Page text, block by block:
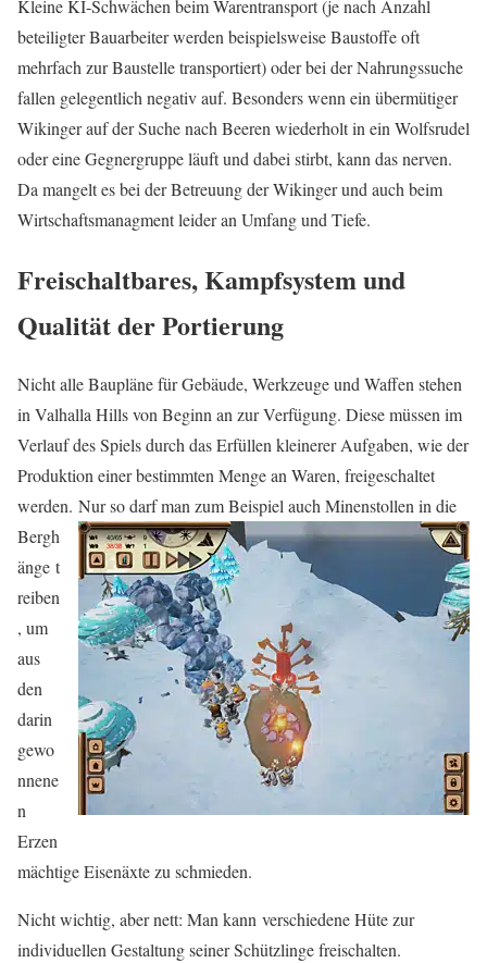
Kleine KI-Schwächen beim Warentransport (je nach Anzahl
beteiligter Bauarbeiter werden beispielsweise Baustoffe oft
mehrfach zur Baustelle transportiert) oder bei der Nahrungssuche
fallen gelegentlich negativ auf. Besonders wenn ein übermütiger
Wikinger auf der Suche nach Beeren wiederholt in ein Wolfsrudel
oder eine Gegnergruppe läuft und dabei stirbt, kann das nerven.
Da mangelt es bei der Betreuung der Wikinger und auch beim
Wirtschaftsmanagment leider an Umfang und Tiefe.
Freischaltbares, Kampfsystem und
Qualität der Portierung
Nicht alle Baupläne für Gebäude, Werkzeuge und Waffen stehen
in Valhalla Hills von Beginn an zur Verfügung. Diese müssen im
Verlauf des Spiels durch das Erfüllen kleinerer Aufgaben, wie der
Produktion einer bestimmten Menge an Waren, freigeschaltet
werden. Nur so darf man zum Beispiel auch Minenstollen in die
Bergh
änge t
reiben
, um
aus
den
darin
gewo
nnene
n
Erzen
mächtige Eisenäxte zu schmieden.
Nicht wichtig, aber nett: Man kann verschiedene Hüte zur
individuellen Gestaltung seiner Schützlinge freischalten.